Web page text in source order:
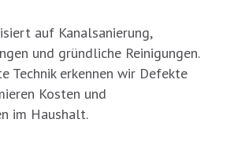
auf Kanalsanierung,
und gründliche Reinigungen.
Technik erkennen wir Defekte
Kosten und
im Haushalt.